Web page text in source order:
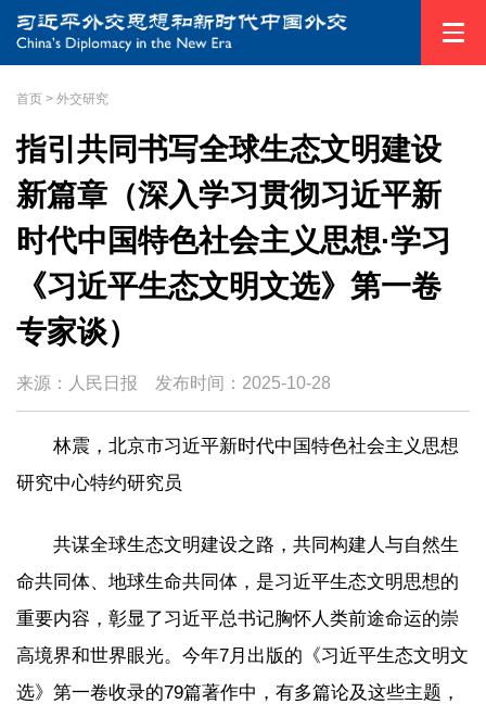
首页 > 外交研究
指引共同书写全球生态文明建设
新篇章（深入学习贯彻习近平新
时代中国特色社会主义思想·学习
《习近平生态文明文选》第一卷
专家谈）
来源：人民日报 发布时间： 2025-10-28
林震，北京市习近平新时代中国特色社会主义思想
研究中心特约研究员
共谋全球生态文明建设之路，共同构建人与自然生
命共同体、地球生命共同体，是习近平生态文明思想的
重要内容，彰显了习近平总书记胸怀人类前途命运的崇
高境界和世界眼光。今年7月出版的《习近平生态文明文
选》第一卷收录的79篇著作中，有多篇论及这些主题，